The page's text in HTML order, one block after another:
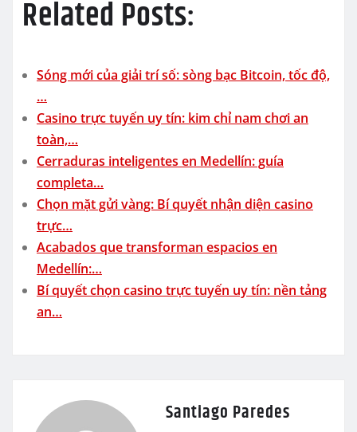
Related Posts:
Sóng mới của giải trí số: sòng bạc Bitcoin, tốc độ,
…
Casino trực tuyến uy tín: kim chỉ nam chơi an
toàn,…
Cerraduras inteligentes en Medellín: guía
completa…
Chọn mặt gửi vàng: Bí quyết nhận diện casino
trực…
Acabados que transforman espacios en
Medellín:…
Bí quyết chọn casino trực tuyến uy tín: nền tảng
an…
Santiago Paredes